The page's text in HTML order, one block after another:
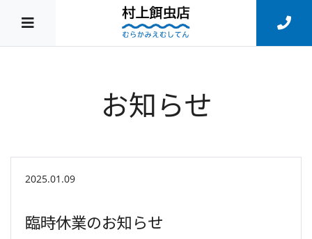
お知らせ
2025.01.09
臨時休業のお知らせ